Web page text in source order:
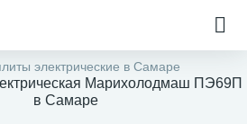
электрические в Самаре
Марихолодмаш ПЭ69П
в Самаре